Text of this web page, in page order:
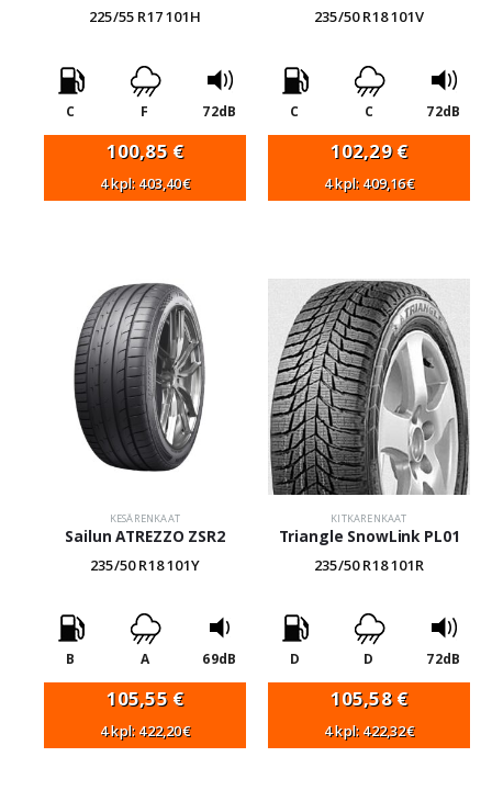
225/55 R17 101H
C F 72dB
100,85 €
4 kpl: 403,40€
235/50 R18 101V
C C 72dB
102,29€
4 kpl: 409,16€
KESÄRENKAAT
Sailun ATREZZO ZSR2
235/50 R18 101Y
B A 69dB
105,55 €
4 kpl: 422,20€
KITKARENKAAT
Triangle SnowLink PL01
235/50 R18 101R
D D 72dB
105,58€
4 kpl: 422,32€